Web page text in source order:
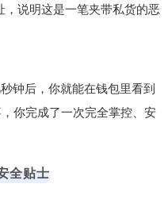
，说明这是一笔夹带私货的恶
钟后，你就能在钱包里看到
你完成了一次完全掌控、安
全贴士